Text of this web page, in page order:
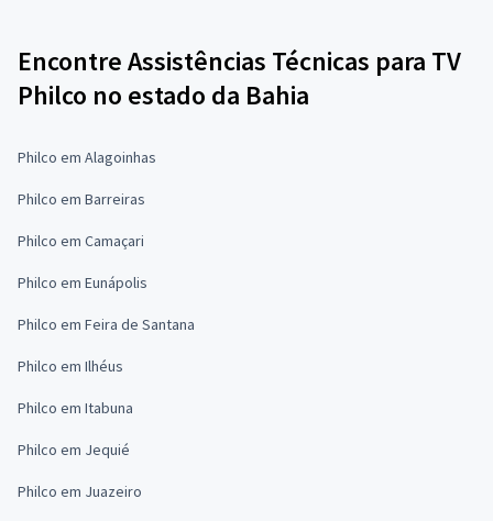
Encontre Assistências Técnicas para TV
Philco no estado da Bahia
Philco em Alagoinhas
Philco em Barreiras
Philco em Camaçari
Philco em Eunápolis
Philco em Feira de Santana
Philco em Ilhéus
Philco em Itabuna
Philco em Jequié
Philco em Juazeiro